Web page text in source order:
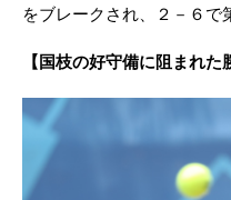
をブレークされ、２－６で
【国枝の好守備に阻まれた